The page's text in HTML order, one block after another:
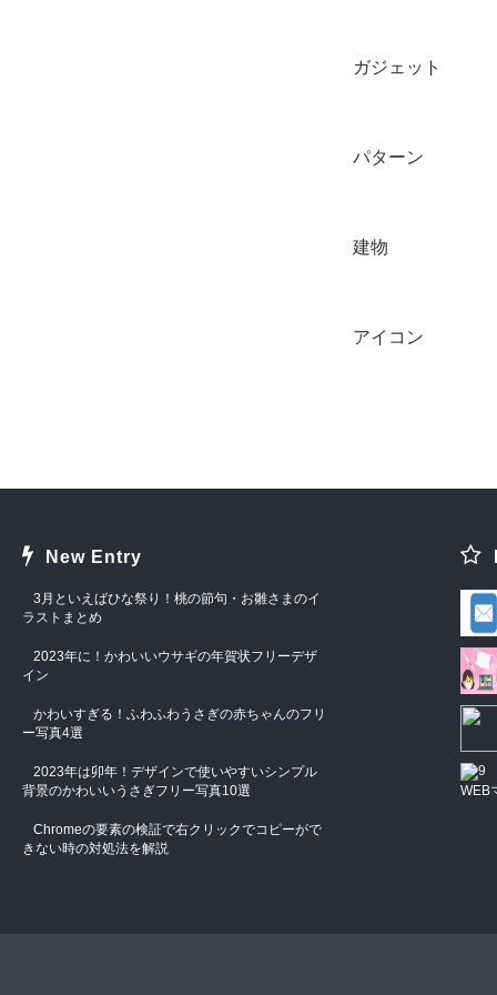
ガジェット
パターン
建物
アイコン
New Entry
3月といえばひな祭り！桃の節句・お雛さまのイ
ラストまとめ
2023年に！かわいいウサギの年賀状フリーデザ
イン
かわいすぎる！ふわふわうさぎの赤ちゃんのフリ
ー写真4選
2023年は卯年！デザインで使いやすいシンプル
背景のかわいいうさぎフリー写真10選
Chromeの要素の検証で右クリックでコピーがで
きない時の対処法を解説
WEB